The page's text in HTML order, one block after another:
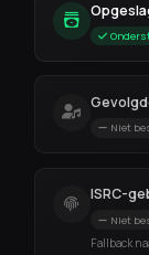
Niet
ISRC-
Niet
Fallback